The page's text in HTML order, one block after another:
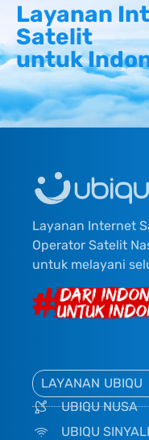
Layanan
Satelit
untuk
Layanan Internet
Operator Satelit
untuk melayani
LAYANAN UBIQU
UBIQU NUSA
UBIQU